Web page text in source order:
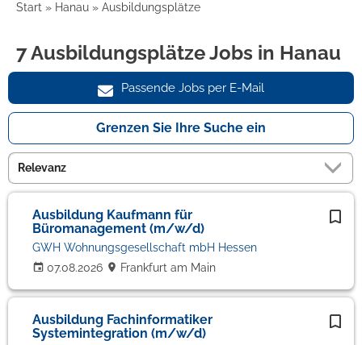
Start Hanau Ausbildungsplätze
7 Ausbildungsplätze Jobs in Hanau
Passende Jobs per E-Mail
Grenzen Sie Ihre Suche ein
Ausbildung Kaufmann für
Büromanagement (m/w/d)
07.08.2026
GWH Wohnungsgesellschaft mbH Hessen
Frankfurt am Main
Ausbildung Fachinformatiker
Systemintegration (m/w/d)